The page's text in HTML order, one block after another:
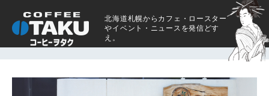
北海道札幌からカフェ・ロースター
やイベント・ニュースを発信どす
え。